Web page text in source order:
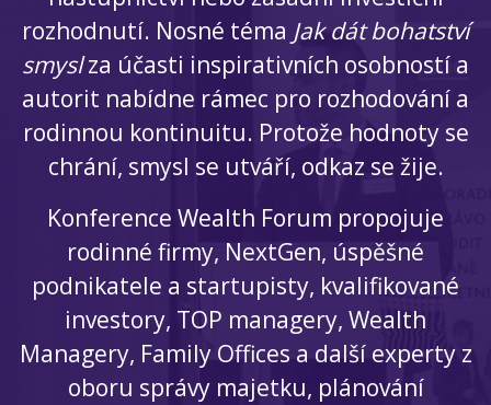
rozhodnutí. Nosné téma Jak dát bohatství
smyslza účasti inspirativních osobností a
autorit nabídne rámec pro rozhodování a
rodinnou kontinuitu. Protože hodnoty se
chrání, smysl se utváří, odkaz se žije.
Konference Wealth Forum propojuje
rodinné firmy, NextGen, úspěšné
podnikatele a startupisty, kvalifikované
investory, TOP managery, Wealth
Managery, Family Offices a další experty z
oboru správy majetku, plánování